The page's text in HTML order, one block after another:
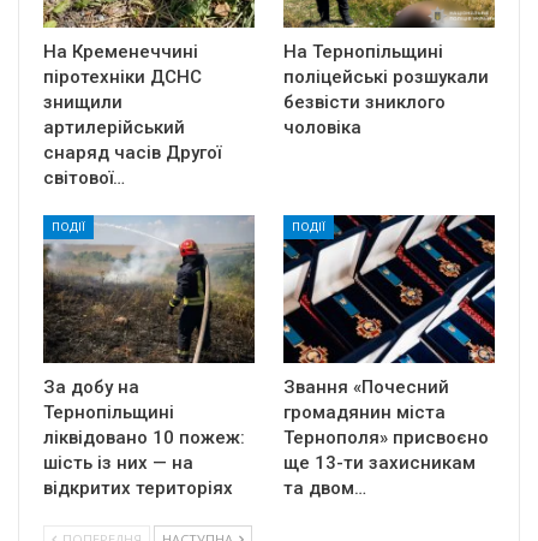
На Кременеччині
піротехніки ДСНС
знищили
артилерійський
снаряд часів Другої
світової…
На Тернопільщині
поліцейські розшукали
безвісти зниклого
чоловіка
ПОДІЇ
За добу на
Тернопільщині
ліквідовано 10 пожеж:
шість із них — на
відкритих територіях
ПОДІЇ
Звання «Почесний
громадянин міста
Тернополя» присвоєно
ще 13-ти захисникам
та двом…